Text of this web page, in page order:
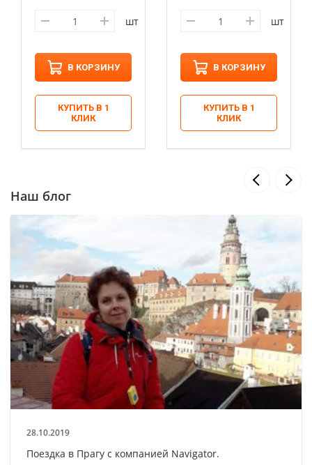
шт
В КОРЗИНУ
КУПИТЬ В 1
КЛИК
шт
В КОРЗИНУ
КУПИТЬ В 1
КЛИК
Наш блог
28.10.2019
Поездка в Прагу с компанией Navigator.